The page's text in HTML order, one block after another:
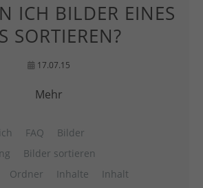
ICH BILDER EINES
SORTIEREN?
17.07.15
Mehr
FAQ
Bilder
Bilder sortieren
Ordner Inhalte Inhalt